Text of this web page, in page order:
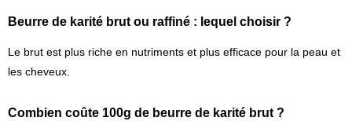
Beurre de karité brut ou raffiné : lequel choisir ?
Le brut est plus riche en nutriments et plus efficace pour la peau et
les cheveux.
Combien coûte 100g de beurre de karité brut ?